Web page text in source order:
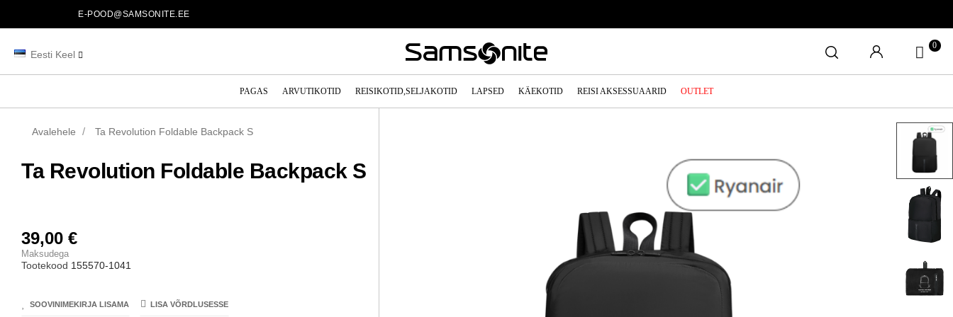
E-POOD@SAMSONITE.EE
Eesti Keel
0
PAGAS ARVUTIKOTID REISIKOTID,SELJAKOTID LAPSED KÄEKOTID REISI AKSESSUAARID OUTLET
Avalehele Ta Revolution Foldable Backpack S
Ta Revolution Foldable Backpack S
39,00 €
Maksudega
Tootekood 155570-1041
SOOVINIMEKIRJA LISAMA LISA VÕRDLUSESSE